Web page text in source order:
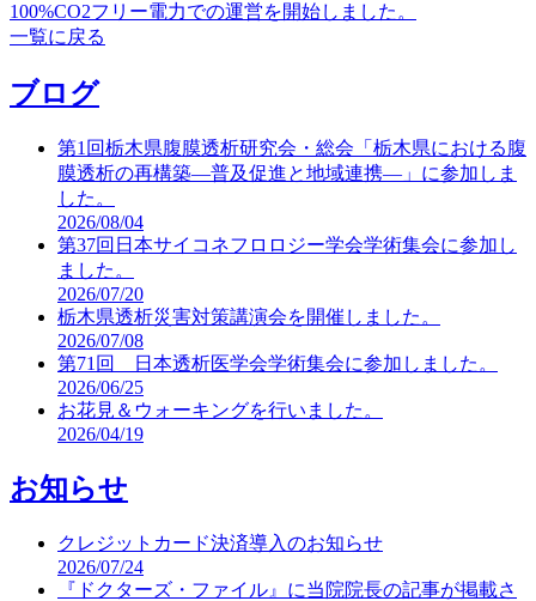
100%CO2フリー電力での運営を開始しました。
一覧に戻る
ブログ
第1回栃木県腹膜透析研究会・総会「栃木県における腹
膜透析の再構築―普及促進と地域連携―」に参加しま
した。
2026/08/04
第37回日本サイコネフロロジー学会学術集会に参加し
ました。
2026/07/20
栃木県透析災害対策講演会を開催しました。
2026/07/08
第71回 日本透析医学会学術集会に参加しました。
2026/06/25
お花見＆ウォーキングを行いました。
2026/04/19
お知らせ
クレジットカード決済導入のお知らせ
2026/07/24
『ドクターズ・ファイル』に当院院長の記事が掲載さ